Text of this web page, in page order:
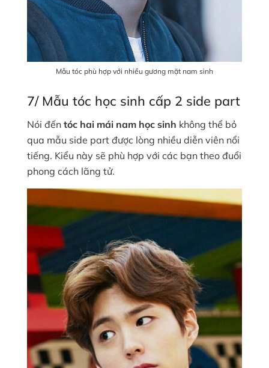
Mẫu tóc phù hợp với nhiều gương mặt nam sinh
7/ Mẫu tóc học sinh cấp 2 side part
Nói đến tóc hai mái nam học sinh không thể bỏ
qua mẫu side part được lòng nhiều diễn viên nổi
tiếng. Kiểu này sẽ phù hợp với các bạn theo đuổi
phong cách lãng tử.